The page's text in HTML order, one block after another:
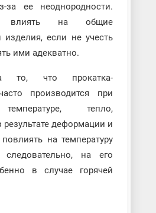
за ее неоднородности.
влиять на общие
изделия, если не учесть
ими адекватно.
то, что прокатка-
производится при
тепло,
результате деформации и
на температуру
следовательно, на его
в случае горячей